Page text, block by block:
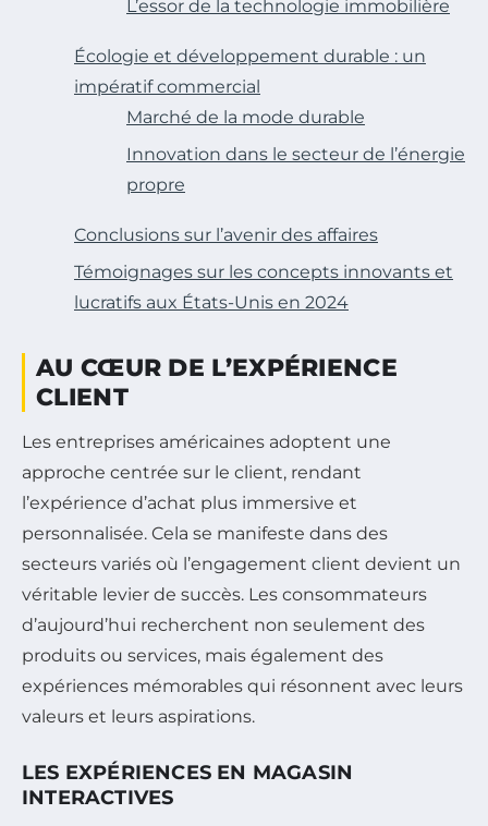
L’essor de la technologie immobilière
Écologie et développement durable : un
impératif commercial
Marché de la mode durable
Innovation dans le secteur de l’énergie
propre
Conclusions sur l’avenir des affaires
Témoignages sur les concepts innovants et
lucratifs aux États-Unis en 2024
AU CŒUR DE L’EXPÉRIENCE
CLIENT
Les entreprises américaines adoptent une
approche centrée sur le client, rendant
l’expérience d’achat plus immersive et
personnalisée. Cela se manifeste dans des
secteurs variés où l’engagement client devient un
véritable levier de succès. Les consommateurs
d’aujourd’hui recherchent non seulement des
produits ou services, mais également des
expériences mémorables qui résonnent avec leurs
valeurs et leurs aspirations.
LES EXPÉRIENCES EN MAGASIN
INTERACTIVES